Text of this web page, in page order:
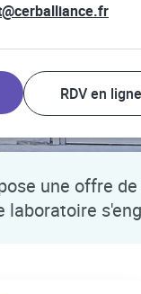
RDV en ligne
une offre